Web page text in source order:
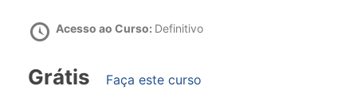
Acesso ao Curso: Definitivo
Grátis Faça este curso